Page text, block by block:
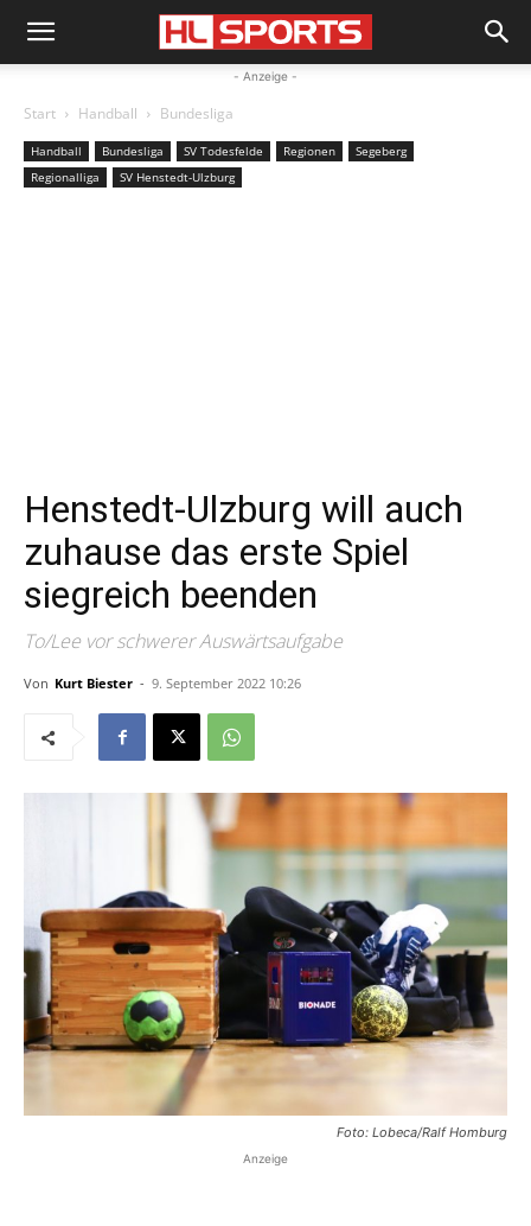
- Anzeige -
Start Handball Bundesliga
Handball Bundesliga SV Todesfelde Regionen
Segeberg
Regionalliga
SV Henstedt-Ulzburg
Henstedt-Ulzburg will auch
zuhause das erste Spiel
siegreich beenden
To/Lee vor schwerer Auswärtsaufgabe
Von Kurt Biester - 9. September 2022 10:26
Foto: Lobeca/Ralf Homburg
Anzeige